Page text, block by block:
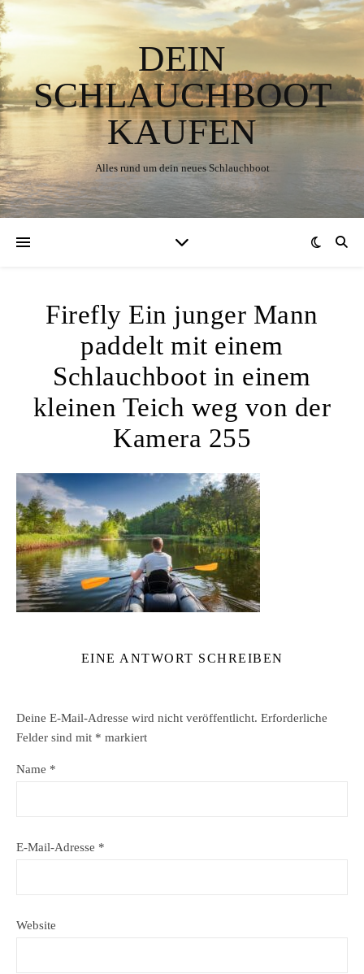
DEIN
SCHLAUCHBOOT
KAUFEN
Alles rund um dein neues Schlauchboot
Firefly Ein junger Mann
paddelt mit einem
Schlauchboot in einem
kleinen Teich weg von der
Kamera 255
EINE ANTWORT SCHREIBEN
Deine E-Mail-Adresse wird nicht veröffentlicht. Erforderliche
Felder sind mit * markiert
Name *
E-Mail-Adresse *
Website